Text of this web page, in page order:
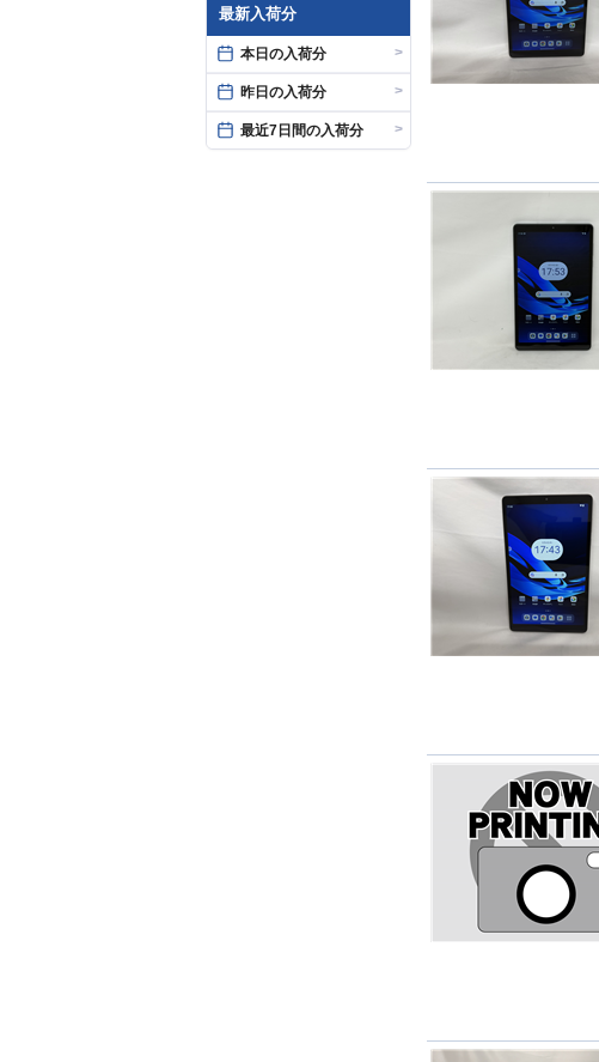
最新入荷分
本日の入荷分 >
昨日の入荷分 >
最近7日間の入荷分 >